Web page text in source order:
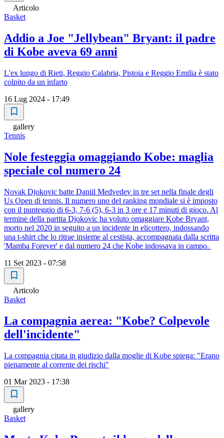
Articolo
Basket
Addio a Joe "Jellybean" Bryant: il padre
di Kobe aveva 69 anni
L'ex lungo di Rieti, Reggio Calabria, Pistoia e Reggio Emilia è stato
colpito da un infarto
16 Lug 2024 - 17:49
gallery
Tennis
Nole festeggia omaggiando Kobe: maglia
speciale col numero 24
Novak Djokovic batte Daniil Medvedev in tre set nella finale degli
Us Open di tennis. Il numero uno del ranking mondiale si è imposto
con il punteggio di 6-3, 7-6 (5), 6-3 in 3 ore e 17 minuti di gioco. Al
termine della partita Djokovic ha voluto omaggiare Kobe Bryant,
morto nel 2020 in seguito a un incidente in elicottero, indossando
una t-shirt che lo ritrae insieme al cestista, accompagnata dalla scritta
'Mamba Forever' e dal numero 24 che Kobe indossava in campo.
11 Set 2023 - 07:58
Articolo
Basket
La compagnia aerea: "Kobe? Colpevole
dell'incidente"
La compagnia citata in giudizio dalla moglie di Kobe spiega: "Erano
pienamente al corrente dei rischi"
01 Mar 2023 - 17:38
gallery
Basket